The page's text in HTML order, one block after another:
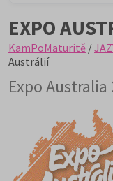
EXPO
KamPoMaturitě /
Austrálií
Expo